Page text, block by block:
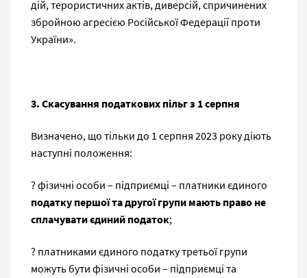
дій, терористичних актів, диверсій, спричинених
збройною агресією Російської Федерації проти
України».
3. Скасування податкових пільг з 1 серпня
Визначено, що тільки до 1 серпня 2023 року діють
наступні положення:
? фізичні особи – підприємці – платники єдиного
податку першої та другої групи мають право не
сплачувати єдиний податок;
? платниками єдиного податку третьої групи
можуть бути фізичні особи – підприємці та